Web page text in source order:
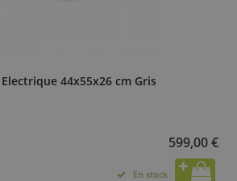
44x55x26 cm Gris
599,00 €
En stock